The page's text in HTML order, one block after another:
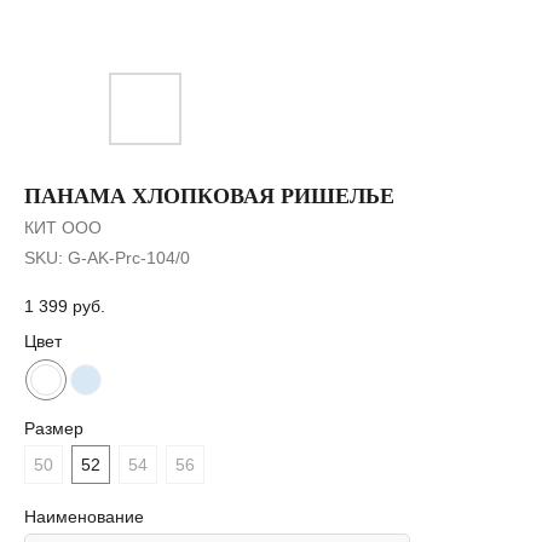
ПАНАМА ХЛОПКОВАЯ РИШЕЛЬЕ
КИТ ООО
SKU: G-AK-Prc-104/0
1 399 руб.
Цвет
Размер
50
52 54 56
Наименование